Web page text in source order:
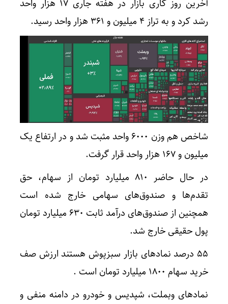
آخرین روز کاری بازار در هفته جاری ۱۷ هزار واحد
رشد کرد و به تراز ۴ میلیون و ۳۶۱ هزار واحد رسید.
شاخص هم وزن ۶۰۰۰ واحد مثبت شد و در ارتفاع یک
میلیون و ۱۶۷ هزار واحد قرار گرفت.
در حال حاضر ۸۱۰ میلیارد تومان از سهام، حق
تقدم‌ها و صندوق‌های سهامی خارج شده است
همچنین از صندوق‌های درآمد ثابت ۶۳۰ میلیارد تومان
پول حقیقی خارج شد.
۵۵ درصد نمادهای بازار سبزپوش هستند ارزش صف
خرید سهام ۱۸۰۰ میلیارد تومان است .
نمادهای وبملت، شپدیس و خودرو در دامنه منفی و